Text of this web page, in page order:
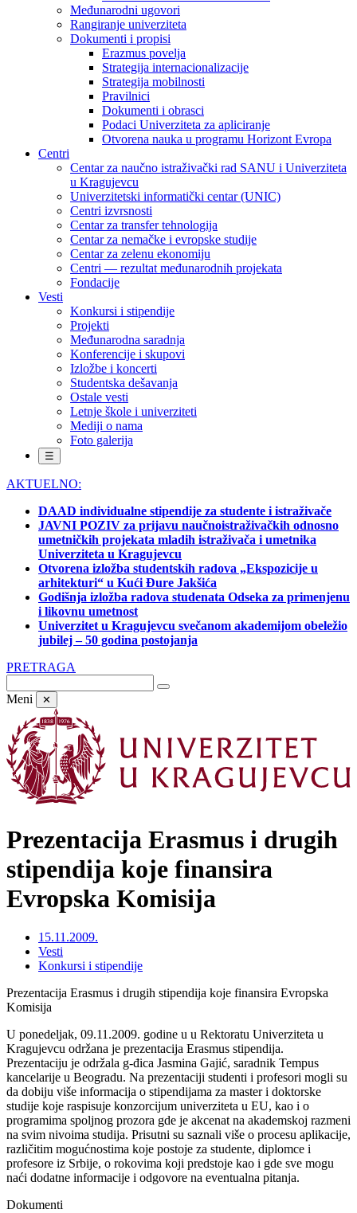
Međunarodni ugovori
Rangiranje univerziteta
Dokumenti i propisi
Erazmus povelja
Strategija internacionalizacije
Strategija mobilnosti
Pravilnici
Dokumenti i obrasci
Podaci Univerziteta za apliciranje
Otvorena nauka u programu Horizont Evropa
Centri
Centar za naučno istraživački rad SANU i Univerziteta
u Kragujevcu
Univerzitetski informatički centar (UNIC)
Centri izvrsnosti
Centar za transfer tehnologija
Centar za nemačke i evropske studije
Centar za zelenu ekonomiju
Centri — rezultat međunarodnih projekata
Fondacije
Vesti
Konkursi i stipendije
Projekti
Međunarodna saradnja
Konferencije i skupovi
Izložbe i koncerti
Studentska dešavanja
Ostale vesti
Letnje škole i univerziteti
Mediji o nama
Foto galerija
☰
AKTUELNO:
DAAD individualne stipendije za studente i istraživače
JAVNI POZIV za prijavu naučnoistraživačkih odnosno
umetničkih projekata mladih istraživača i umetnika
Univerziteta u Kragujevcu
Otvorena izložba studentskih radova „Ekspozicije u
arhitekturi“ u Kući Đure Jakšića
Godišnja izložba radova studenata Odseka za primenjenu
i likovnu umetnost
Univerzitet u Kragujevcu svečanom akademijom obeležio
jubilej – 50 godina postojanja
PRETRAGA
Meni ✕
Prezentacija Erasmus i drugih
stipendija koje finansira
Evropska Komisija
15.11.2009.
Vesti
Konkursi i stipendije
Prezentacija Erasmus i drugih stipendija koje finansira Evropska
Komisija
U ponedeljak, 09.11.2009. godine u u Rektoratu Univerziteta u
Kragujevcu održana je prezentacija Erasmus stipendija.
Prezentaciju je održala g-đica Jasmina Gajić, saradnik Tempus
kancelarije u Beogradu. Na prezentaciji studenti i profesori mogli su
da dobiju više informacija o stipendijama za master i doktorske
studije koje raspisuje konzorcijum univerziteta u EU, kao i o
programima spoljnog prozora gde je akcenat na akademskoj razmeni
na svim nivoima studija. Prisutni su saznali više o procesu aplikacije,
različitim mogućnostima koje postoje za studente, diplomce i
profesore iz Srbije, o rokovima koji predstoje kao i gde sve mogu
naći dodatne informacije i odgovore na eventualna pitanja.
Dokumenti